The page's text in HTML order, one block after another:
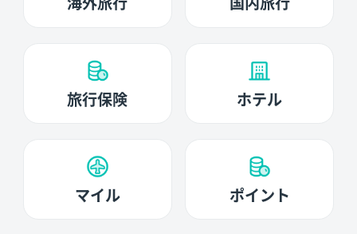
旅行保険 ホテル
マイル ポイント